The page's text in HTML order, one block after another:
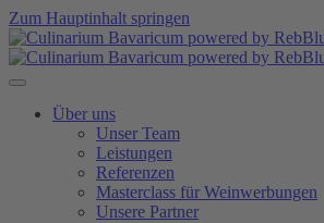
Zum Hauptinhalt springen
Über uns
Unser Team
Leistungen
Referenzen
Masterclass für Weinwerbungen
Unsere Partner